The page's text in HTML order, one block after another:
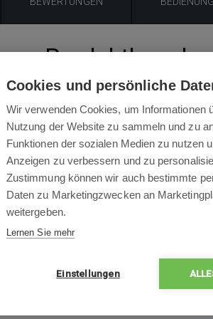
Rasenmähroboter. Der
lassen ohne eine zweite Ladestation zu
Cookies und persönliche
Wir verwenden Cookies, um Informationen
Nutzung der Website zu sammeln und zu
Funktionen der sozialen Medien zu nutzen
Anzeigen zu verbessern und zu
Zustimmung können wir auch bestimmte
Daten zu Marketingzwecken an
weitergeben.
Lernen Sie mehr
Einstellungen